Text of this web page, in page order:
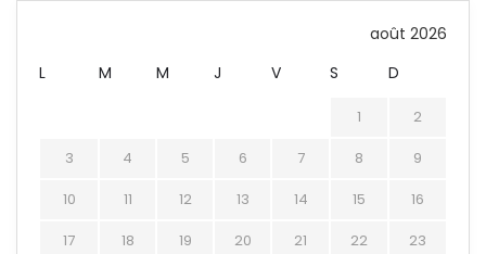
août 2026
L
M M J V S D
1
2
3
4 5 6 7 8
9
10
11 12 13 14 15
16
17
18 19 20 21 22
23